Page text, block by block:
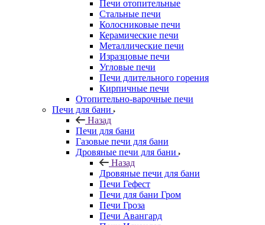
Печи отопительные
Стальные печи
Колосниковые печи
Керамические печи
Металлические печи
Изразцовые печи
Угловые печи
Печи длительного горения
Кирпичные печи
Отопительно-варочные печи
Печи для бани
Назад
Печи для бани
Газовые печи для бани
Дровяные печи для бани
Назад
Дровяные печи для бани
Печи Гефест
Печи для бани Гром
Печи Гроза
Печи Авангард